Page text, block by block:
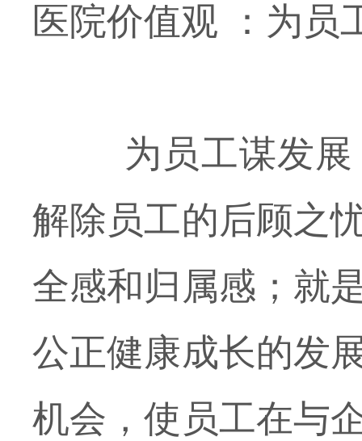
医院价值观 ：为
为员工谋发展：
解除员工的后顾之
全感和归属感；就
公正健康成长的发
机会，使员工在与